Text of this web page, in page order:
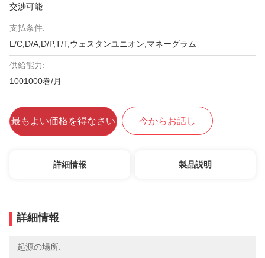
交渉可能
支払条件:
L/C,D/A,D/P,T/T,ウェスタンユニオン,マネーグラム
供給能力:
1001000巻/月
最もよい価格を得なさい 今からお話し
詳細情報 製品説明
詳細情報
起源の場所: